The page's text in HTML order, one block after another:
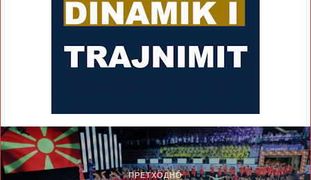
ПРЕТХОДНО